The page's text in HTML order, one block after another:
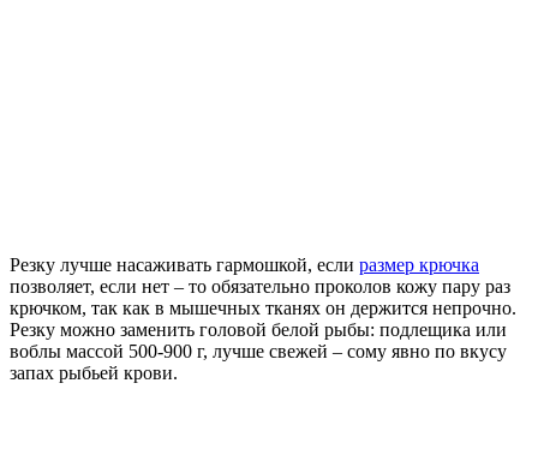
Резку лучше насаживать гармошкой, если размер крючка
позволяет, если нет – то обязательно проколов кожу пару раз
крючком, так как в мышечных тканях он держится непрочно.
Резку можно заменить головой белой рыбы: подлещика или
воблы массой 500-900 г, лучше свежей – сому явно по вкусу
запах рыбьей крови.